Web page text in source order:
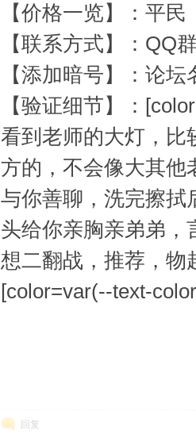
【价格一览】：平民
【联系方式】：QQ
【添加暗号】：论坛
【验证细节】：
看到老师的大灯，比
方的，不会像大其他
与你善聊，洗完擦拭
头给你亲胸亲弟弟，
想二翻战，推荐，物
[color=var(--text-
回复